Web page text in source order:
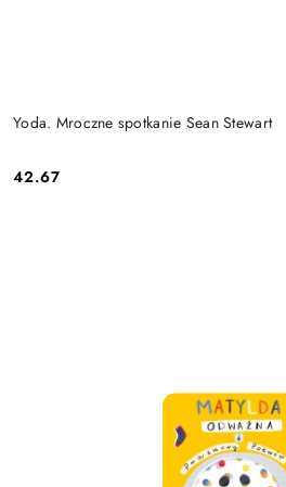
Yoda. Mroczne spotkanie Sean Stewart
Cena:
42.67